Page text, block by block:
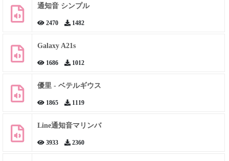
通知音 シンプル
2470 1482
Galaxy A21s
1686 1012
優里 - ベテルギウス
1865 1119
Line通知音マリンバ
3933 2360